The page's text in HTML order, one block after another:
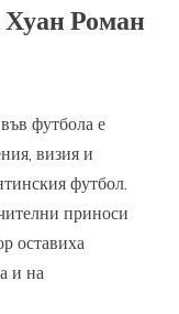
Хуан Роман
футбола е
визия и
футбол.
приноси
оставиха
и на